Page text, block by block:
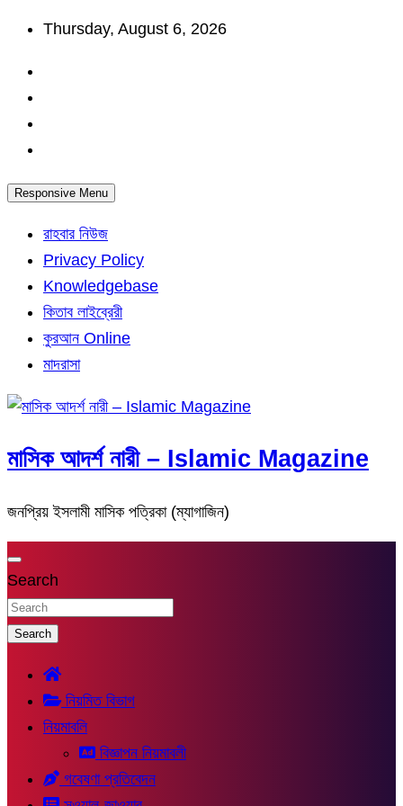
Skip
content
Thursday, August 6, 2026
Responsive Menu
রাহবার নিউজ
Privacy Policy
Knowledgebase
কিতাব লাইব্রেরী
কুরআন Online
মাদরাসা
মাসিক আদর্শ নারী – Islamic Magazine
জনপ্রিয় ইসলামী মাসিক পত্রিকা (ম্যাগাজিন)
Search
Search
নিয়মিত বিভাগ
নিয়মাবলি
বিজ্ঞাপন নিয়মাবলী
গবেষণা প্রতিবেদন